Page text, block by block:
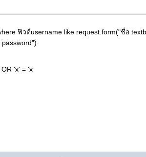
ฟิวด์username like request.form("ชื่อ
'x' = 'x